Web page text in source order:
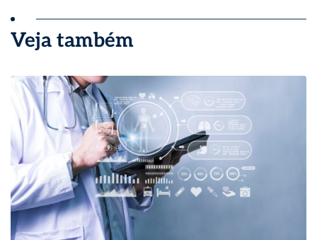
Veja também